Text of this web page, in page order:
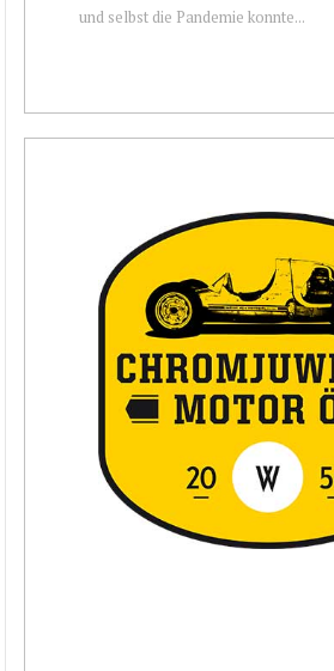
und selbst die Pandemie konnte...